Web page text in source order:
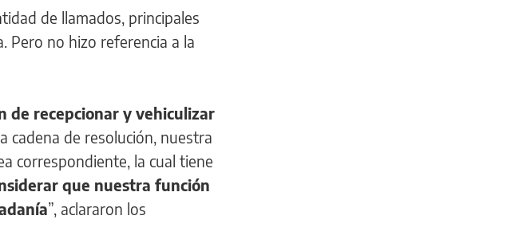
de llamados, principales
Pero no hizo referencia a la
de recepcionar y vehiculizar
cadena de resolución, nuestra
correspondiente, la cual tiene
que nuestra función
”, aclararon los